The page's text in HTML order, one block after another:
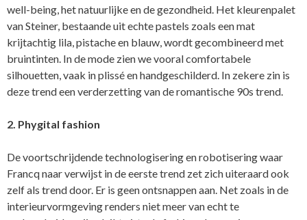
well-being, het natuurlijke en de gezondheid. Het kleurenpalet
van Steiner, bestaande uit echte pastels zoals een mat
krijtachtig lila, pistache en blauw, wordt gecombineerd met
bruintinten. In de mode zien we vooral comfortabele
silhouetten, vaak in plissé en handgeschilderd. In zekere zin is
deze trend een verderzetting van de romantische 90s trend.
2. Phygital fashion
De voortschrijdende technologisering en robotisering waar
Francq naar verwijst in de eerste trend zet zich uiteraard ook
zelf als trend door. Er is geen ontsnappen aan. Net zoals in de
interieurvormgeving renders niet meer van echt te